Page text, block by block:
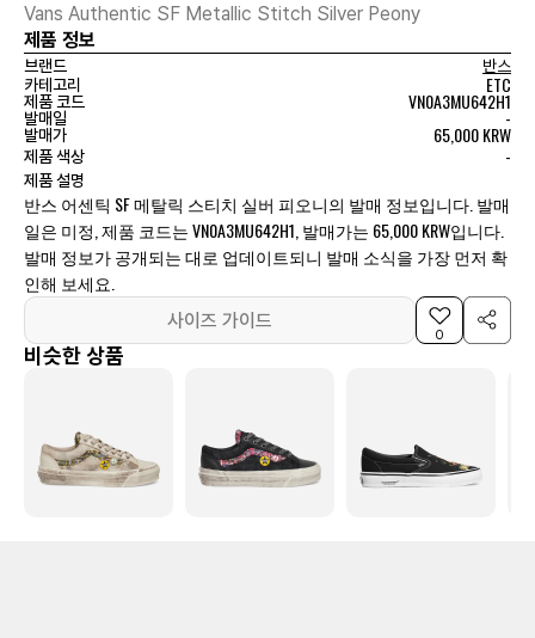
Vans Authentic SF Metallic Stitch Silver Peony
제품 정보
브랜드
반스
카테고리
ETC
제품 코드 VN0A3MU642H1
발매일 -
발매가 65,000 KRW
제품 색상 -
제품 설명
반스 어센틱 SF 메탈릭 스티치 실버 피오니의 발매 정보입니다. 발매
일은 미정, 제품 코드는 VN0A3MU642H1, 발매가는 65,000 KRW입니다.
발매 정보가 공개되는 대로 업데이트되니 발매 소식을 가장 먼저 확
인해 보세요.
사이즈 가이드
0
비슷한 상품